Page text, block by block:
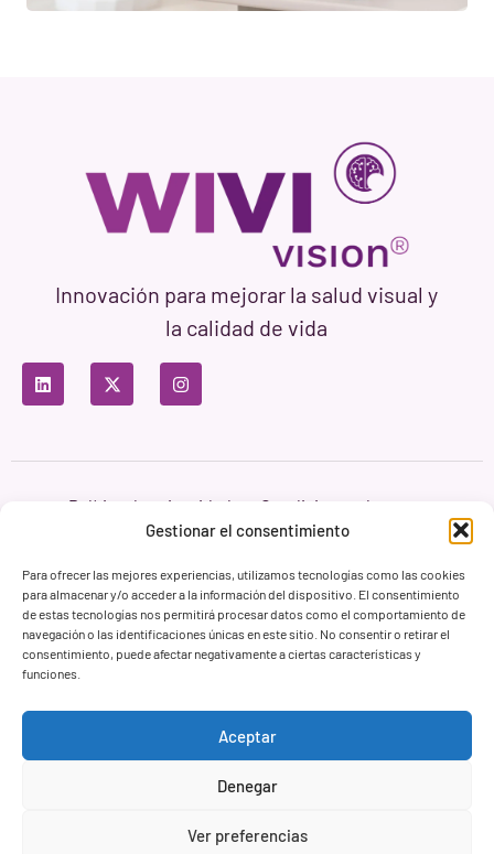
Gestionar el consentimiento
Para ofrecer las mejores experiencias, utilizamos tecnologías como las cookies
para almacenar y/o acceder a la información del dispositivo. El consentimiento
de estas tecnologías nos permitirá procesar datos como el comportamiento de
navegación o las identificaciones únicas en este sitio. No consentir o retirar el
consentimiento, puede afectar negativamente a ciertas características y
funciones.
Aceptar
Denegar
Ver preferencias
Innovación para mejorar la salud visual y
la calidad de vida
Política de privacidad
Condiciones de uso
Política de cookies